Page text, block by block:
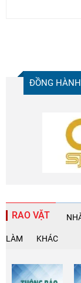
ĐỒNG
RAO VẶT
LÀM KHÁC